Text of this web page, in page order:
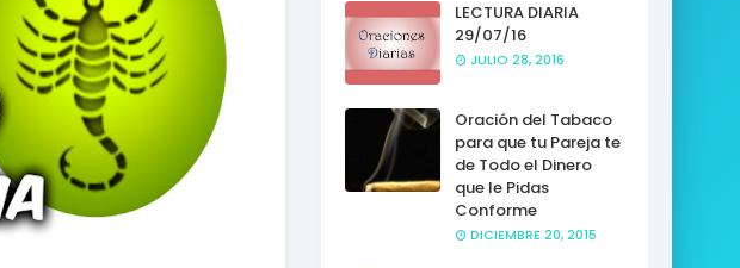
LECTURA DIARIA
29/07/16
JULIO 28, 2016
Oración del Tabaco
para que tu Pareja te
de Todo el Dinero
que le Pidas
Conforme
DICIEMBRE 20, 2015